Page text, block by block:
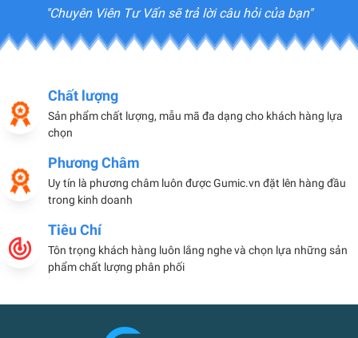
"Chuyên Viên Tư Vấn sẽ trả lời câu hỏi của bạn"
Chất lượng
Sản phẩm chất lượng, mẫu mã đa dạng cho khách hàng lựa
chọn
Phương Châm
Uy tín là phương châm luôn được Gumic.vn đặt lên hàng đầu
trong kinh doanh
Tiêu Chí
Tôn trọng khách hàng luôn lắng nghe và chọn lựa những sản
phẩm chất lượng phân phối